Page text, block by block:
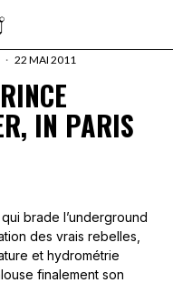
22 MAI 2011
IN PARIS
brade l’underground
des vrais rebelles,
et hydrométrie
finalement son